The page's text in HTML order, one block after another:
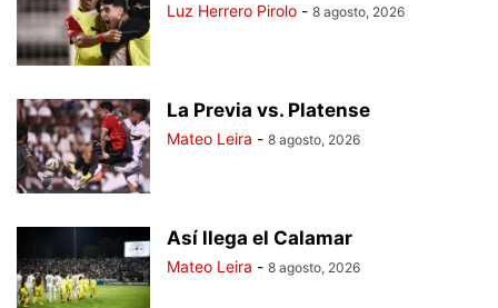
Luz Herrero Pirolo - 8 agosto, 2026
La Previa vs. Platense
Mateo Leira - 8 agosto, 2026
Así llega el Calamar
Mateo Leira - 8 agosto, 2026